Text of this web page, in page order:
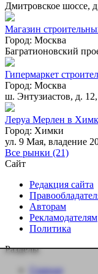
Дмитровское шоссе,
Магазин
Город: Москва
Багратионовский
Гипермаркет
Город: Москва
ш. Энтузиастов, д.
Леруа Мерлен в
Город: Химки
ул. 9 Мая, владение
Все рынки (21)
Сайт
Редакция сайта
Авторам
Рекламодателям
Политика
Разделы
Главная